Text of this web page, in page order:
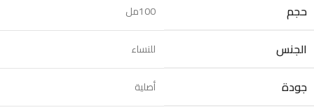
حجم 100مل
الجنس للنساء
جودة أصلية